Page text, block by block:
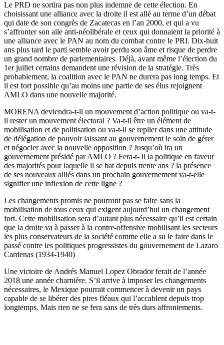
Le PRD ne sortira pas non plus indemne de cette élection. En
choisissant une alliance avec la droite il est allé au terme d’un débat
qui date de son congrès de Zacatecas en l’an 2000, et qui a vu
s’affronter son aile anti-néolibérale et ceux qui donnaient la priorité à
une alliance avec le PAN au nom du combat contre le PRI. Dix-huit
ans plus tard le parti semble avoir perdu son âme et risque de perdre
un grand nombre de parlementaires. Déjà, avant même l’élection du
1er juillet certains demandent une révision de la stratégie. Très
probablement, la coalition avec le PAN ne durera pas long temps. Et
il est fort possible qu’au moins une partie de ses élus rejoignent
AMLO dans une nouvelle majorité.
MORENA deviendra-t-il un mouvement d’action politique ou va-t-
il rester un mouvement électoral ? Va-t-il être un élément de
mobilisation et de politisation ou va-t-il se replier dans une attitude
de délégation de pouvoir laissant au gouvernement le soin de gérer
et négocier avec la nouvelle opposition ? Jusqu’où ira un
gouvernement présidé par AMLO ? Fera-t- il la politique en faveur
des majorités pour laquelle il se bat depuis trente ans ? la présence
de ses nouveaux alliés dans un prochain gouvernement va-t-elle
signifier une inflexion de cette ligne ?
Les changements promis ne pourront pas se faire sans la
mobilisation de tous ceux qui exigent aujourd’hui un changement
fort. Cette mobilisation sera d’autant plus nécessaire qu’il est certain
que la droite va à passer à la contre-offensive mobilisant les secteurs
les plus conservateurs de la société comme elle a su le faire dans le
passé contre les politiques progressistes du gouvernement de Lazaro
Cardenas (1934-1940)
Une victoire de Andrés Manuel Lopez Obrador ferait de l’année
2018 une année charnière. S’il arrive à imposer les changements
nécessaires, le Mexique pourrait commencer à devenir un pays
capable de se libérer des pires fléaux qui l’accablent depuis trop
longtemps. Mais rien ne se fera sans de très durs affrontements.